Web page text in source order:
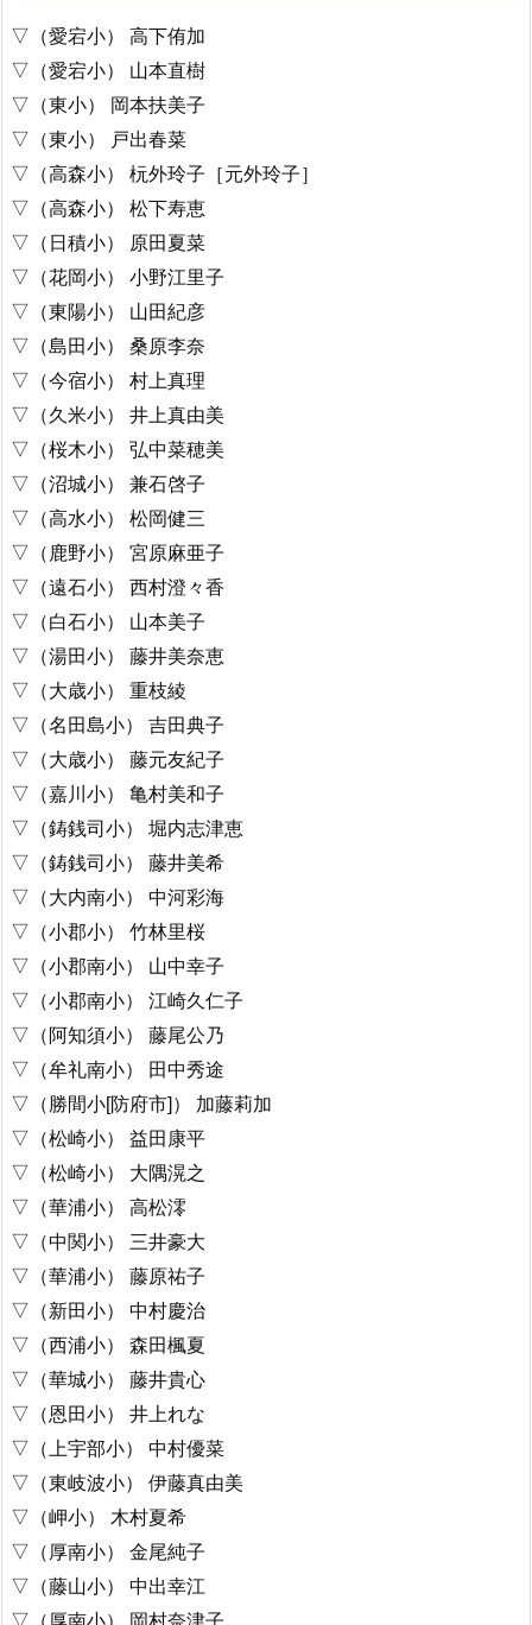
▽（愛宕小） 高下侑加
▽（愛宕小） 山本直樹
▽（東小） 岡本扶美子
▽（東小） 戸出春菜
▽（高森小） 杬外玲子［元外玲子］
▽（高森小） 松下寿恵
▽（日積小） 原田夏菜
▽（花岡小） 小野江里子
▽（東陽小） 山田紀彦
▽（島田小） 桑原李奈
▽（今宿小） 村上真理
▽（久米小） 井上真由美
▽（桜木小） 弘中菜穂美
▽（沼城小） 兼石啓子
▽（高水小） 松岡健三
▽（鹿野小） 宮原麻亜子
▽（遠石小） 西村澄々香
▽（白石小） 山本美子
▽（湯田小） 藤井美奈恵
▽（大歳小） 重枝綾
▽（名田島小） 吉田典子
▽（大歳小） 藤元友紀子
▽（嘉川小） 亀村美和子
▽（鋳銭司小） 堀内志津恵
▽（鋳銭司小） 藤井美希
▽（大内南小） 中河彩海
▽（小郡小） 竹林里桜
▽（小郡南小） 山中幸子
▽（小郡南小） 江崎久仁子
▽（阿知須小） 藤尾公乃
▽（牟礼南小） 田中秀途
▽（勝間小[防府市]） 加藤莉加
▽（松崎小） 益田康平
▽（松崎小） 大隅滉之
▽（華浦小） 高松澪
▽（中関小） 三井豪大
▽（華浦小） 藤原祐子
▽（新田小） 中村慶治
▽（西浦小） 森田楓夏
▽（華城小） 藤井貴心
▽（恩田小） 井上れな
▽（上宇部小） 中村優菜
▽（東岐波小） 伊藤真由美
▽（岬小） 木村夏希
▽（厚南小） 金尾純子
▽（藤山小） 中出幸江
▽（厚南小） 岡村奈津子